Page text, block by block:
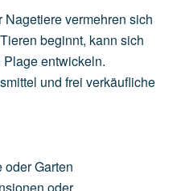
vermehren sich
beginnt, kann sich
entwickeln.
und frei verkäufliche
oderGarten